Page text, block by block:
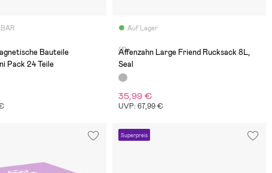
Bauteile
Pack 24 Teile
Auf Lager
(1)
Affenzahn Large Friend Rucksack 8L,
Seal
35,99 €
UVP: 67,99 €
Superpreis